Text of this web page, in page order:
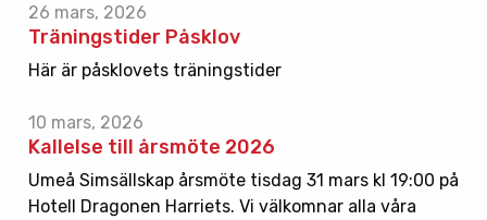
26 mars, 2026
Träningstider Påsklov
Här är påsklovets träningstider
10 mars, 2026
Kallelse till årsmöte 2026
Umeå Simsällskap årsmöte tisdag 31 mars kl 19:00 på
Hotell Dragonen Harriets. Vi välkomnar alla våra